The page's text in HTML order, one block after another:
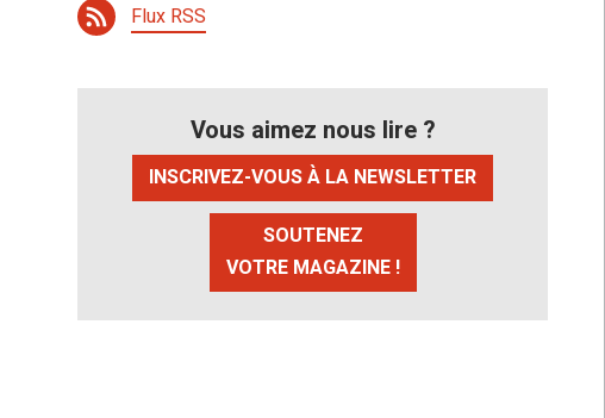
Flux RSS
Vous aimez nous lire ?
INSCRIVEZ-VOUS À LA NEWSLETTER
SOUTENEZ
VOTRE MAGAZINE !